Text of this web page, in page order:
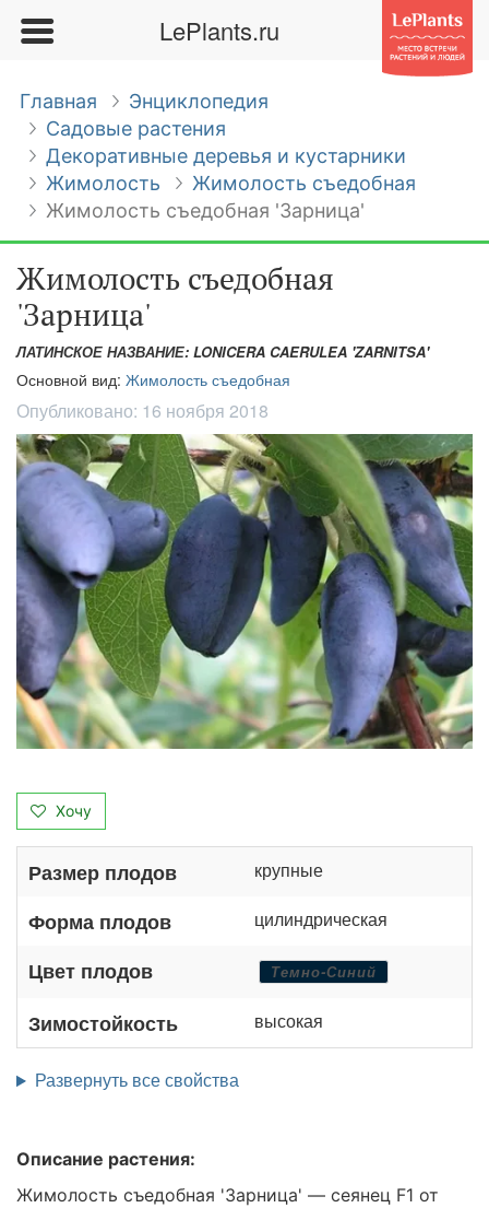
LePlants.ru
Главная
Энциклопедия
Садовые растения
Декоративные деревья и кустарники
Жимолость
Жимолость съедобная
Жимолость съедобная 'Зарница'
Жимолость съедобная
'Зарница'
ЛАТИНСКОЕ НАЗВАНИЕ: LONICERA CAERULEA 'ZARNITSA'
Основной вид: Жимолость съедобная
Опубликовано: 16 ноября 2018
Хочу
Размер плодов крупные
Форма плодов цилиндрическая
Цвет плодов Темно-Синий
Зимостойкость высокая
Развернуть все свойства
Описание растения:
Жимолость съедобная 'Зарница' — сеянец F1 от